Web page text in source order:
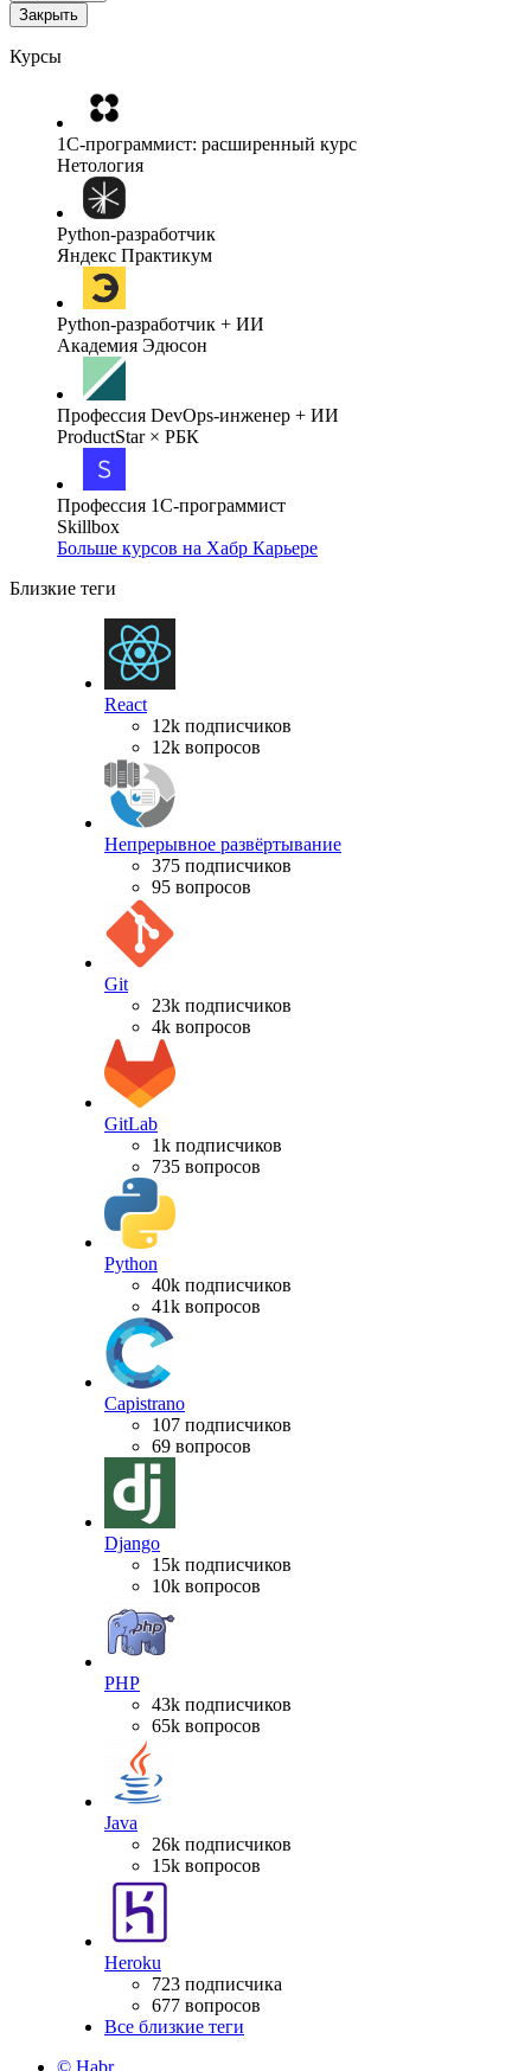
Закрыть
Курсы
1C-программист: расширенный курс
Нетология
Python-разработчик
Яндекс Практикум
Python-разработчик + ИИ
Академия Эдюсон
Профессия DevOps-инженер + ИИ
ProductStar × РБК
Профессия 1С-программист
Skillbox
Больше курсов на Хабр Карьере
Близкие теги
React
12k подписчиков
12k вопросов
Непрерывное развёртывание
375 подписчиков
95 вопросов
Git
23k подписчиков
4k вопросов
GitLab
1k подписчиков
735 вопросов
Python
40k подписчиков
41k вопросов
Capistrano
107 подписчиков
69 вопросов
Django
15k подписчиков
10k вопросов
PHP
43k подписчиков
65k вопросов
Java
26k подписчиков
15k вопросов
Heroku
723 подписчика
677 вопросов
Все близкие теги
© Habr